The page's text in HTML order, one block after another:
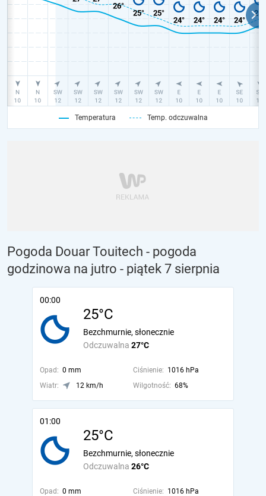
Temperatura Temp. odczuwalna
Pogoda Douar Touitech - pogoda
godzinowa na jutro - piątek 7 sierpnia
00:00
25°C
Odczuwalna 27°C
Bezchmurnie, słonecznie
Opad: 0 mm Ciśnienie: 1016 hPa
Wiatr:
12 km/h Wilgotność: 68%
01:00
25°C
Odczuwalna 26°C
Bezchmurnie, słonecznie
Opad: 0 mm Ciśnienie: 1016 hPa